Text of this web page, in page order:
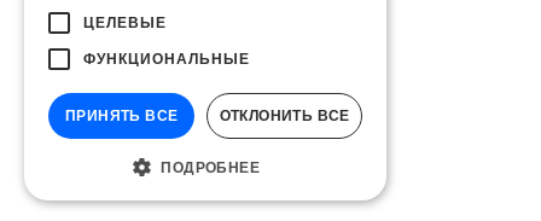
ЦЕЛЕВЫЕ
ФУНКЦИОНАЛЬНЫЕ
ПРИНЯТЬ ВСЕ ОТКЛОНИТЬ ВСЕ
ПОДРОБНЕЕ